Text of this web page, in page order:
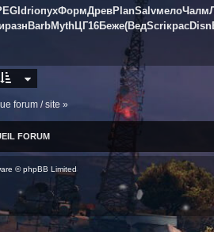
IdriопухФормДревPlanSalvмелоЧалм
разнBarbMythЦГ16Беже(ВедScriкрасDisn
forum / site »
FORUM
© phpBB Limited